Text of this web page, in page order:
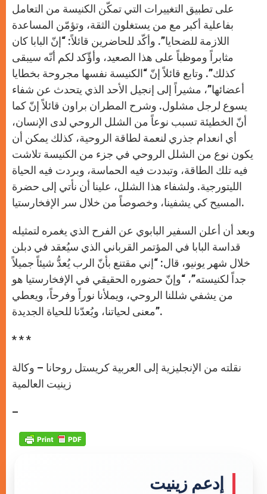
على تطبيق التغييرات التي تمكّن الكنيسة من التعامل
بفاعلية أكبر مع من يستغلون الثقة، وتؤمّن المساعدة
اللازمة للضحايا”. وأكّد للحاضرين قائلاً: “إنّ البابا كان
مثابراً وموظباً على هذا الصعيد، وأؤّكد لكم أنّه سيبقى
كذلك”. وتابع قائلاً إنّ “الكنيسة نفسها مجروحة بخطايا
أعضائها”، مشيراً إلى إنجيل الأحد الذي يتحدث عن شفاء
يسوع لرجل مشلول. وشرح المطران براون قائلاً إنّ كما
أنّ الخطيئة تسبب نوعاً من الشلل الروحي لدى الإنسان،
أي انعدام جذري لنعمة لطاقة الروحية، كذلك يمكن أن
يكون نوع من الشلل الروحي في جزء من الكنيسة تلاشت
فيه تلك الطاقة، وتبددت فيه الحماسة، وبردت فيه الحياة
الليتورجية. ولشفاء هذا الشلل، علينا أن نأتي إلى حضرة
المسيح كي يشفينا، وخصوصاً من خلال سر الإفخارستيا.
وبعد أن أعلن السفير البابوي عن الفرح الذي يغمره لتمثيله
قداسة البابا في المؤتمر القرباني الذي سيُعقد في دبلن
خلال شهر يونيو، قال: “إني مقتنع بأنّ الرب يُعدُّ شيئاً جميلاً
جداً لكنيسته”، “وإنّ حضوره الحقيقي في الإفخارستيا هو
من يشفي شللنا الروحي، ويملأنا نوراً وفرحاً، ويعطي
معنى لحياتنا، ويُعدّنا للحياة الجديدة”.
* * *
نقلته من الإنجليزية إلى العربية كريستل روحانا – وكالة
زينيت العالمية
–
إدعم زينيت